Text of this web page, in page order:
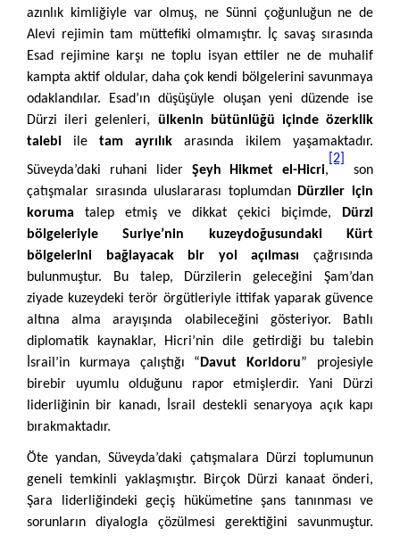
azınlık kimliğiyle var olmuş, ne Sünni çoğunluğun ne de
Alevi rejimin tam müttefiki olmamıştır. İç savaş sırasında
Esad rejimine karşı ne toplu isyan ettiler ne de muhalif
kampta aktif oldular, daha çok kendi bölgelerini savunmaya
odaklandılar. Esad’ın düşüşüyle oluşan yeni düzende ise
Dürzi ileri gelenleri, ülkenin bütünlüğü içinde özerklik
talebi ile tam ayrılık arasında ikilem yaşamaktadır.
Süveyda’daki ruhani lider Şeyh Hikmet el-Hicri,
[2]
son
çatışmalar sırasında uluslararası toplumdanDürziler için
koruma talep etmiş ve dikkat çekici biçimde, Dürzi
bölgeleriyle Suriye’nin kuzeydoğusundaki Kürt
bölgelerini bağlayacak bir yol açılması çağrısında
bulunmuştur. Bu talep, Dürzilerin geleceğini Şam’dan
ziyade kuzeydeki terör örgütleriyle ittifak yaparak güvence
altına alma arayışında olabileceğini gösteriyor. Batılı
diplomatik kaynaklar, Hicri’nin dile getirdiği bu talebin
İsrail’in kurmaya çalıştığı “Davut Koridoru” projesiyle
birebir uyumlu olduğunu rapor etmişlerdir. Yani Dürzi
liderliğinin bir kanadı, İsrail destekli senaryoya açık kapı
bırakmaktadır.
Öte yandan, Süveyda’daki çatışmalara Dürzi toplumunun
geneli temkinli yaklaşmıştır. Birçok Dürzi kanaat önderi,
Şara liderliğindeki geçiş hükümetine şans tanınması ve
sorunların diyalogla çözülmesi gerektiğini savunmuştur.